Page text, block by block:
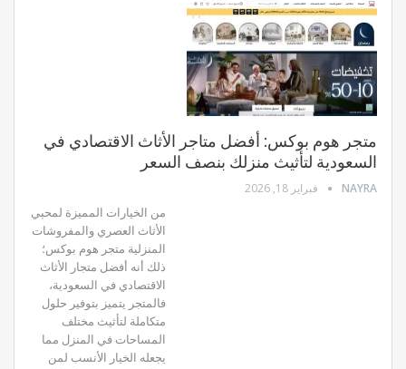
متجر هوم بوكس: أفضل متاجر الأثاث الاقتصادي في
السعودية لتأثيث منزلك بنصف السعر
NAYRA فبراير 18, 2026
من الخيارات المميزة لمحبي
الأثاث العصري والمفروشات
المنزلية متجر هوم بوكس؛
ذلك أنه أفضل متجار الأثاث
الاقتصادي في السعودية،
فالمتجر يتميز بتوفير حلول
متكاملة لتأثيث مختلف
المساحات في المنزل مما
يجعله الخيار الأنسب لمن